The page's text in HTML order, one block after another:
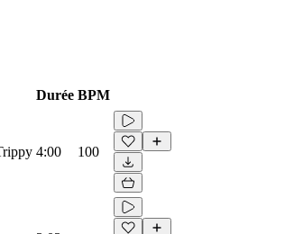
Durée BPM
4:00 100